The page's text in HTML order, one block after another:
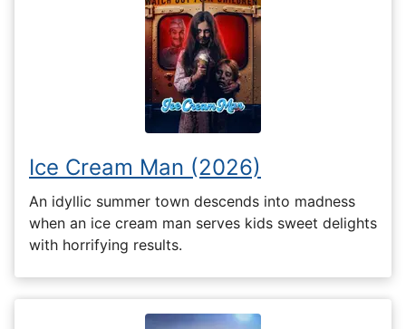
Ice Cream Man (2026)
An idyllic summer town descends into madness
when an ice cream man serves kids sweet delights
with horrifying results.